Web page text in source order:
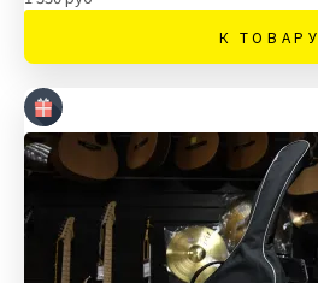
К ТОВАРУ